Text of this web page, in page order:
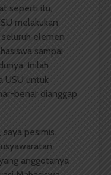
seperti itu,
melakukan
elemen
sampai
Inilah
USU untuk
benar dianggap
pesimis.
anggotanya